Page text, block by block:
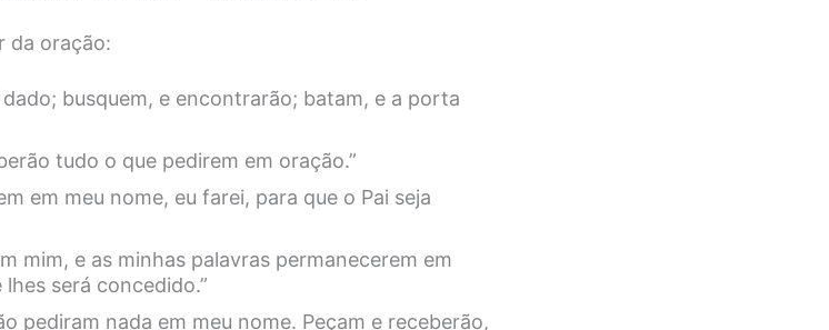
da oração:
dado; busquem, e encontrarão; batam, e a porta
tudo o que pedirem em oração.”
em meu nome, eu farei, para que o Pai seja
mim, e as minhas palavras permanecerem em
será concedido.”
pediram nada em meu nome. Peçam e receberão,